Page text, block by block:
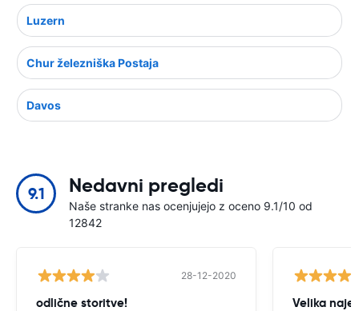
Luzern
Chur železniška Postaja
Davos
9.1 Nedavni pregledi
Naše stranke nas ocenjujejo z oceno 9.1/10 od
12842
28-12-2020
odlične storitve! Velika